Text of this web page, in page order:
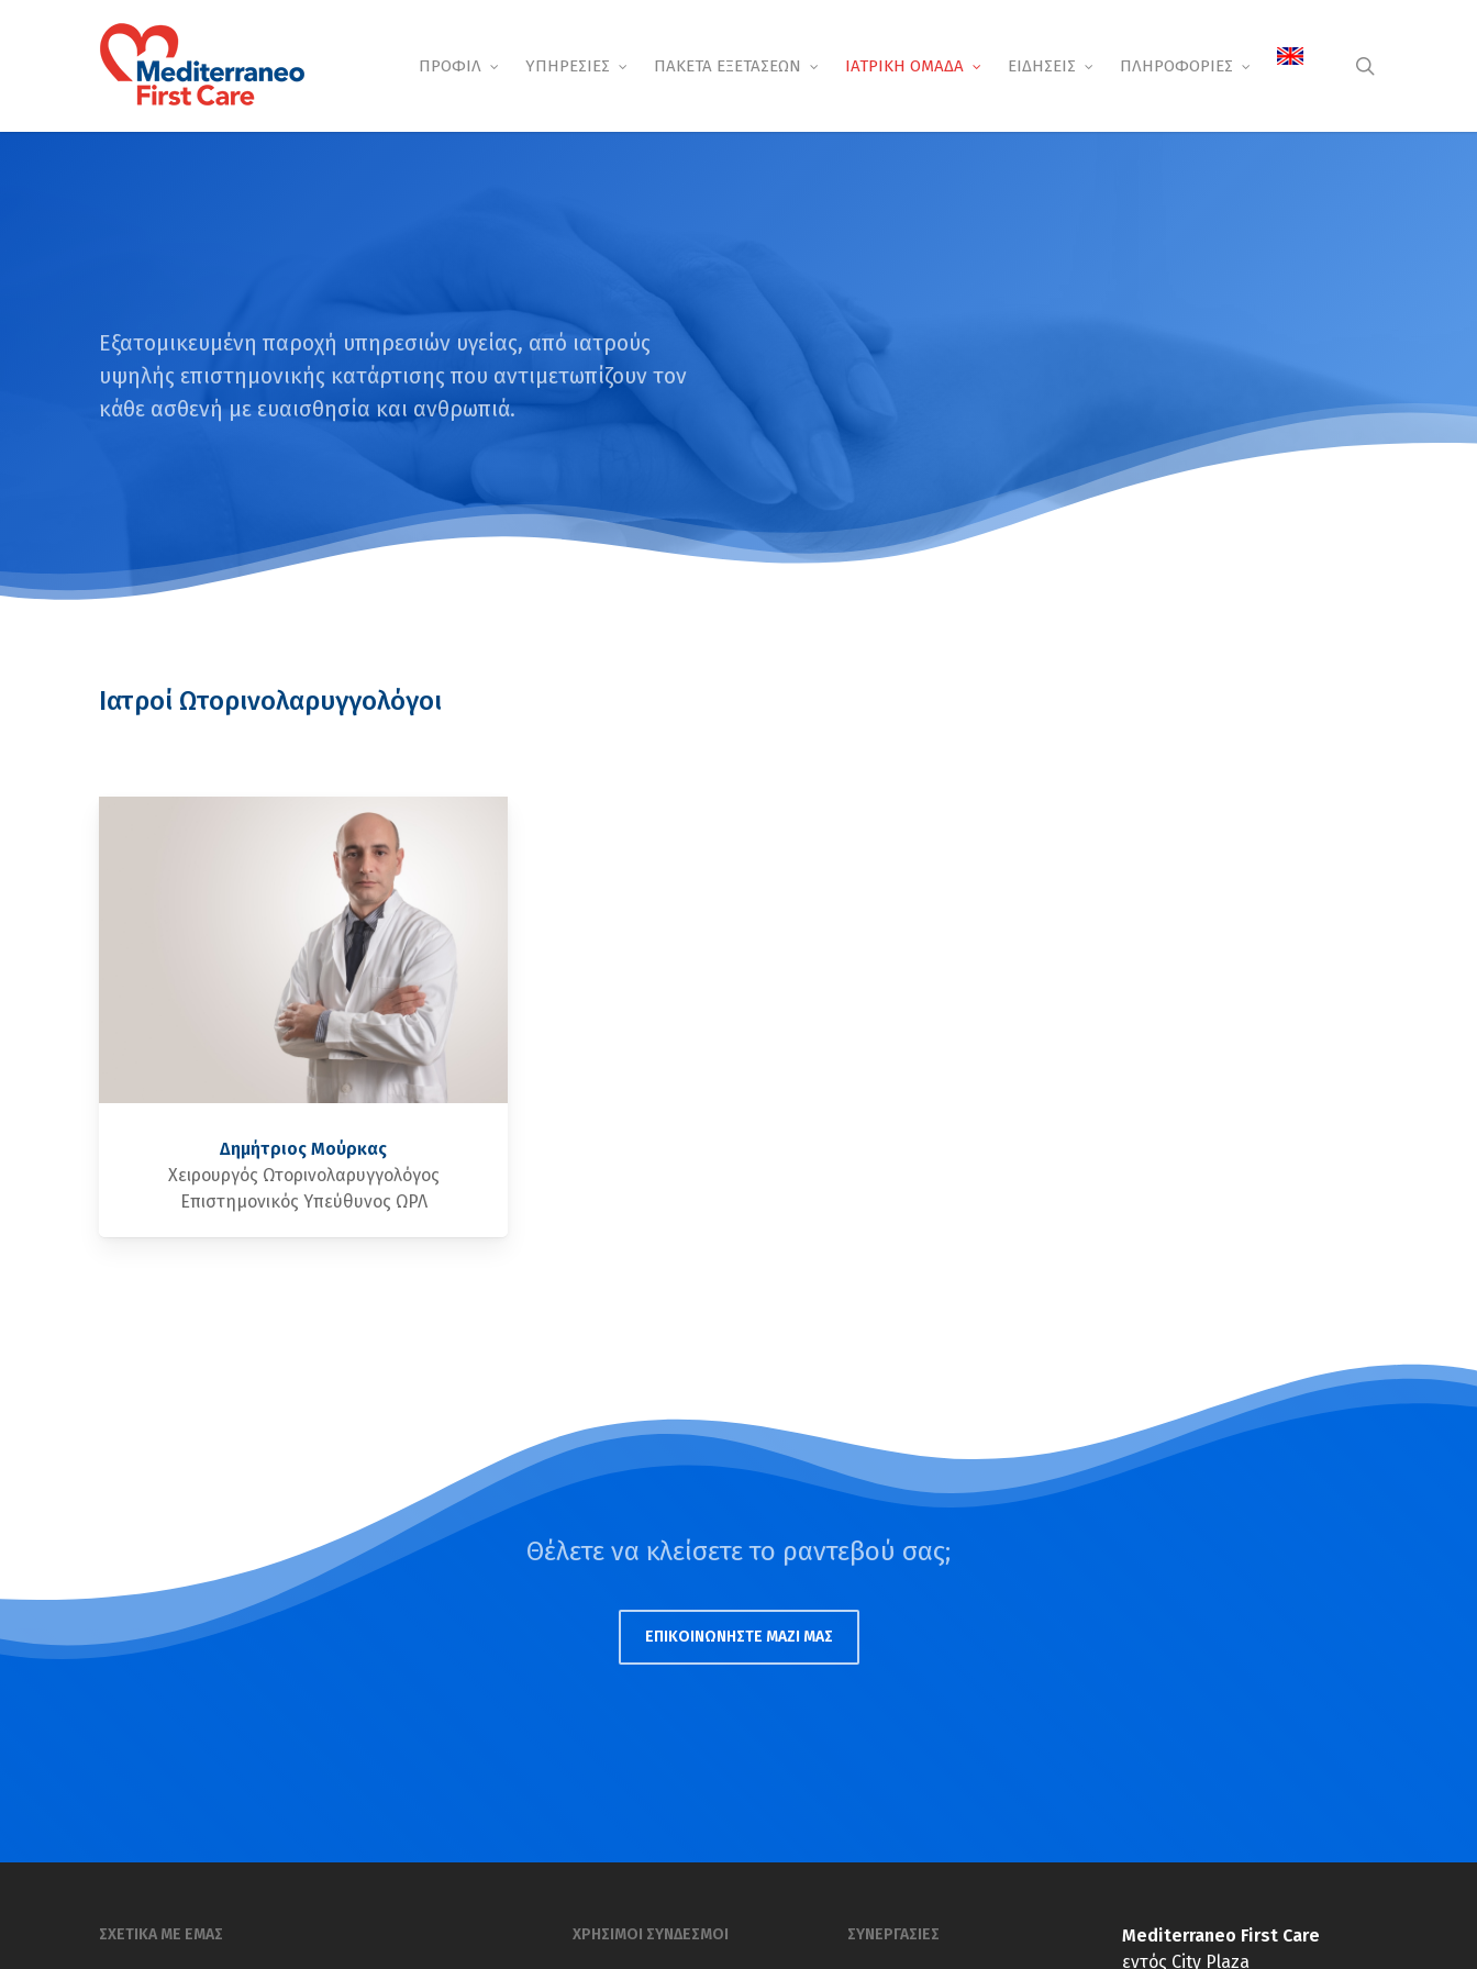
ΠΡΟΦΙΛ ΥΠΗΡΕΣΙΕΣ ΠΑΚΕΤΑ ΕΞΕΤΑΣΕΩΝ ΙΑΤΡΙΚΗ ΟΜΑΔΑ ΕΙΔΗΣΕΙΣ ΠΛΗΡΟΦΟΡΙΕΣ
Εξατομικευμένη παροχή υπηρεσιών υγείας, από ιατρούς
υψηλής επιστημονικής κατάρτισης που αντιμετωπίζουν τον
κάθε ασθενή με ευαισθησία και ανθρωπιά.
Ιατροί Ωτορινολαρυγγολόγοι
Δημήτριος Μούρκας
Χειρουργός Ωτορινολαρυγγολόγος
Επιστημονικός Υπεύθυνος ΩΡΛ
Θέλετε να κλείσετε το ραντεβού σας;
ΕΠΙΚΟΙΝΩΝΗΣΤΕ ΜΑΖΙ ΜΑΣ
ΣΧΕΤΙΚΑ ΜΕ ΕΜΑΣ ΧΡΗΣΙΜΟΙ ΣΥΝΔΕΣΜΟΙ ΣΥΝΕΡΓΑΣΙΕΣ
Mediterraneo First Care
εντός City Plaza